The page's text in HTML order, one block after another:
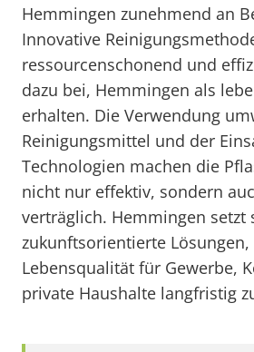
Hemmingen zunehmend an
Innovative
ressourcenschonend und
dazu bei, Hemmingen als
erhalten. Die Verwendung
Reinigungsmittel und der
Technologien machen die
nicht nur effektiv, sondern
verträglich. Hemmingen setzt
zukunftsorientierte
Lebensqualität für Gewerbe,
private Haushalte langfristig